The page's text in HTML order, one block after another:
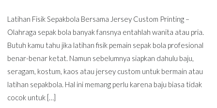
Latihan Fisik Sepakbola Bersama Jersey Custom Printing –
Olahraga sepak bola banyak fansnya entahlah wanita atau pria.
Butuh kamu tahu jika latihan fisik pemain sepak bola profesional
benar-benar ketat. Namun sebelumnya siapkan dahulu baju,
seragam, kostum, kaos atau jersey custom untuk bermain atau
latihan sepakbola. Hal ini memang perlu karena baju biasa tidak
cocok untuk […]